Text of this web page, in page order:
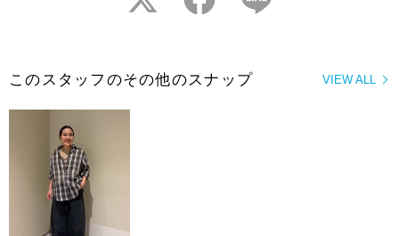
VIEW ALL
このスタッフのその他のスナップ